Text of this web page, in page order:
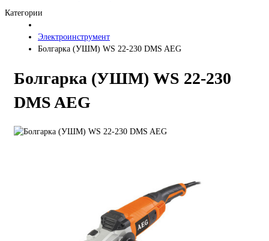
Категории
Электроинструмент
Болгарка (УШМ) WS 22-230 DMS AEG
Болгарка (УШМ) WS 22-230
DMS AEG